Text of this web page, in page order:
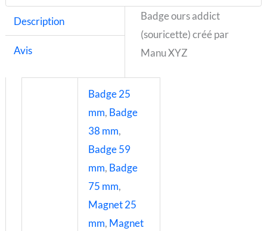
Description
Avis
Badge ours addict
(souricette) créé par
Manu XYZ
Badge 25
mm, Badge
38 mm,
Badge 59
mm, Badge
75 mm,
Magnet 25
mm, Magnet